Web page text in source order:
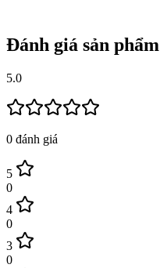
Đánh giá sản phẩm
5.0
0 đánh giá
5
0
4
0
3
0